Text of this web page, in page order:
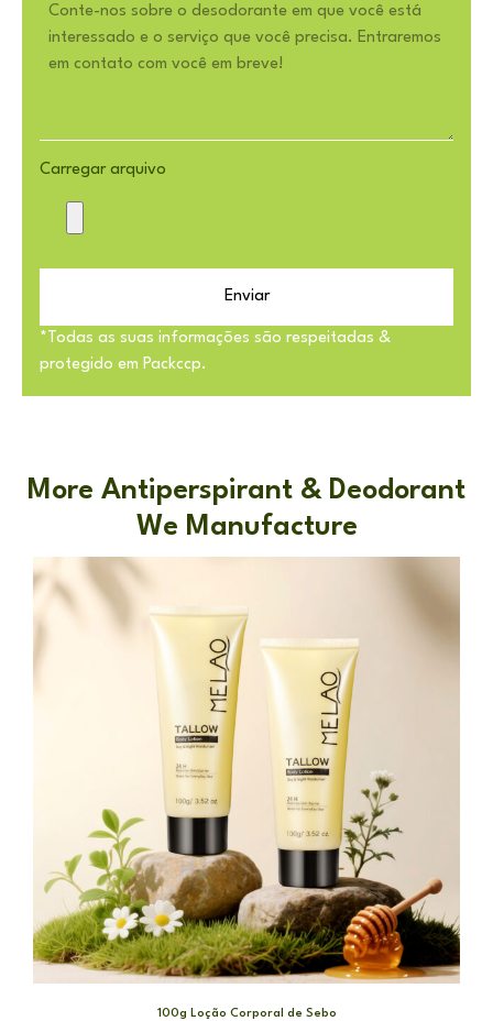
Carregar arquivo
Enviar
*Todas as suas informações são respeitadas &
protegido em Packccp.
More Antiperspirant & Deodorant
We Manufacture
100g Loção Corporal de Sebo